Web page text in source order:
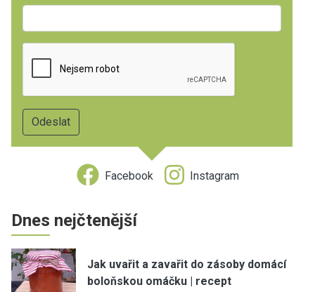
Facebook Instagram
Dnes nejčtenější
Jak uvařit a zavařit do zásoby domácí
boloňskou omáčku | recept